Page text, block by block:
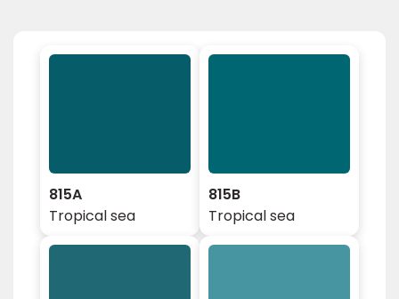
815A
Tropical sea
815B
Tropical sea